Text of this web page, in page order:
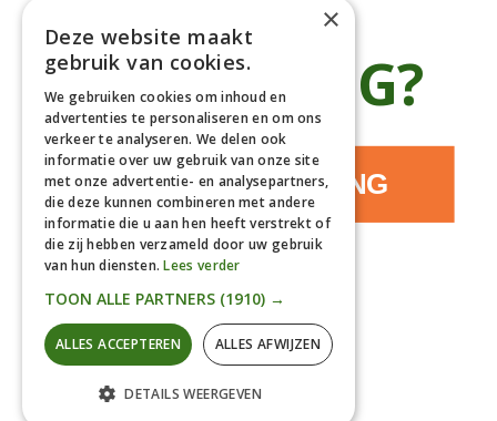
Afhaaladres
Deurningerweg 50, 7623 AH Borne, Nederland
(op afspraak!)
Kantooradres
Bornsedijk 60, 7559 PT Hengelo, Nederland
085-0475588
06-17314481
info@gardline.nl
© 2026 Powered by Gardline™. All Rights Reserved
×
Deze website maakt
gebruik van cookies.
We gebruiken cookies om inhoud en
advertenties te personaliseren en om ons
verkeer te analyseren. We delen ook
informatie over uw gebruik van onze site
met onze advertentie- en analysepartners,
die deze kunnen combineren met andere
informatie die u aan hen heeft verstrekt of
die zij hebben verzameld door uw gebruik
van hun diensten.Lees verder
TOON ALLE PARTNERS (1910) →
ALLES ACCEPTEREN ALLES AFWIJZEN
DETAILS WEERGEVEN
€5 KORTING?
JA, IK WIL KORTING